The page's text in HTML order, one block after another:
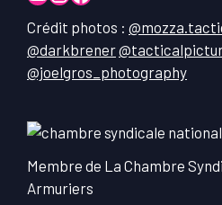
Crédit photos :
@darkbrener
@joelgros_photography
Membre de La Chambre
Armuriers